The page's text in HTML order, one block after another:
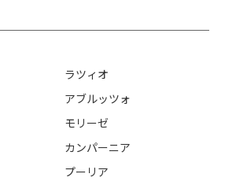
ラツィオ
アブルッツォ
モリーゼ
カンパーニア
プーリア